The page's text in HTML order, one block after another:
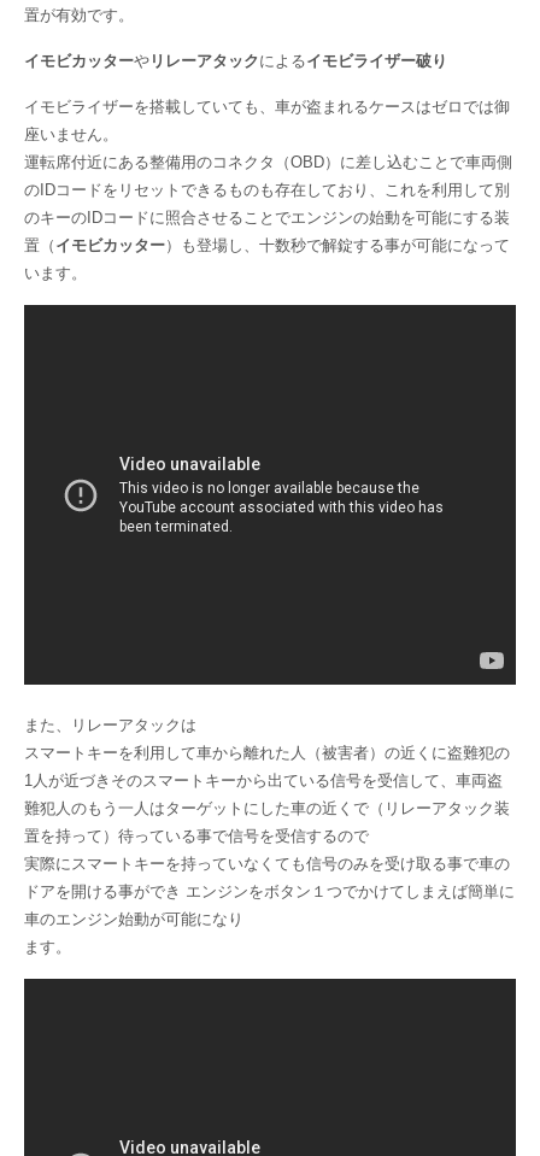
置が有効です。
イモビカッターや リレーアタック によるイモビライザー破り
イモビライザーを搭載していても、車が盗まれるケースはゼロでは御
座いません。
運転席付近にある整備用のコネクタ（OBD）に差し込むことで車両側
のIDコードをリセットできるものも存在しており、これを利用して別
のキーのIDコードに照合させることでエンジンの始動を可能にする装
置（ イモビカッター）も登場し、十数秒で解錠する事が可能になって
います。
また、リレーアタックは
スマートキーを利用して車から離れた人（被害者）の近くに盗難犯の
1人が近づきそのスマートキーから出ている信号を受信して、車両盗
難犯人のもう一人はターゲットにした車の近くで（リレーアタック装
置を持って）待っている事で信号を受信するので
実際にスマートキーを持っていなくても信号のみを受け取る事で車の
ドアを開ける事ができ エンジンをボタン１つでかけてしまえば簡単に
車のエンジン始動が可能になり
ます。